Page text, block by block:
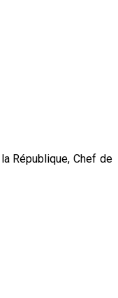
République, Chef de